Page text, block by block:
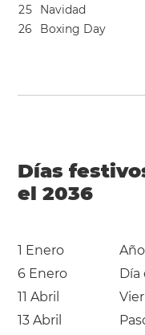
25
Navidad
26 Boxing Day
Días
el 2036
1 Enero
6 Enero
Día
11 Abril
13 Abril